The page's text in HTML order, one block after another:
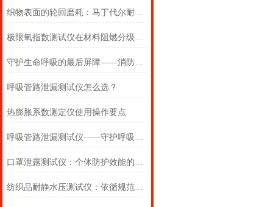
织物表面的轮回磨耗：马丁代尔耐磨仪在多点轨迹与压力恒定下的耐用叙事
极限氧指数测试仪在材料阻燃分级中的浓度边界判定
守护生命呼吸的最后屏障——消防自救呼吸器防护性能测试仪的全面检测
呼吸管路泄漏测试仪怎么选？
热膨胀系数测定仪使用操作要点
呼吸管路泄漏测试仪——守护呼吸类医疗器械安全的精密检测方案
口罩泄露测试仪：个体防护效能的科学评估仪器
纺织品耐静水压测试仪：依循规范，精准测防渗